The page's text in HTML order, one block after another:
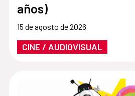
años)
15 de agosto de 2026
CINE / AUDIOVISUAL